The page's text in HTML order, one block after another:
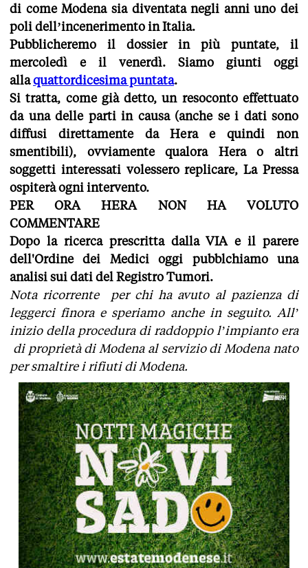
di come Modena sia diventata negli anni uno dei
poli dell’incenerimento in Italia.
Pubblicheremo il dossier in più puntate, il
mercoledì e il venerdì. Siamo giunti oggi
allaquattordicesima puntata.
Si tratta, come già detto, un resoconto effettuato
da una delle parti in causa (anche se i dati sono
diffusi direttamente da Hera e quindi non
smentibili), ovviamente qualora Hera o altri
soggetti interessati volessero replicare, La Pressa
ospiterà ogni intervento.
PER ORA HERA NON HA VOLUTO
COMMENTARE
Dopo la ricerca prescritta dalla VIA e il parere
dell'Ordine dei Medici oggi pubblchiamo una
analisi sui dati del Registro Tumori.
Nota ricorrente per chi ha avuto al pazienza di
leggerci finora e speriamo anche in seguito. All’
inizio della procedura di raddoppio l’impianto era
di proprietà di Modena al servizio di Modena nato
per smaltire i rifiuti di Modena.